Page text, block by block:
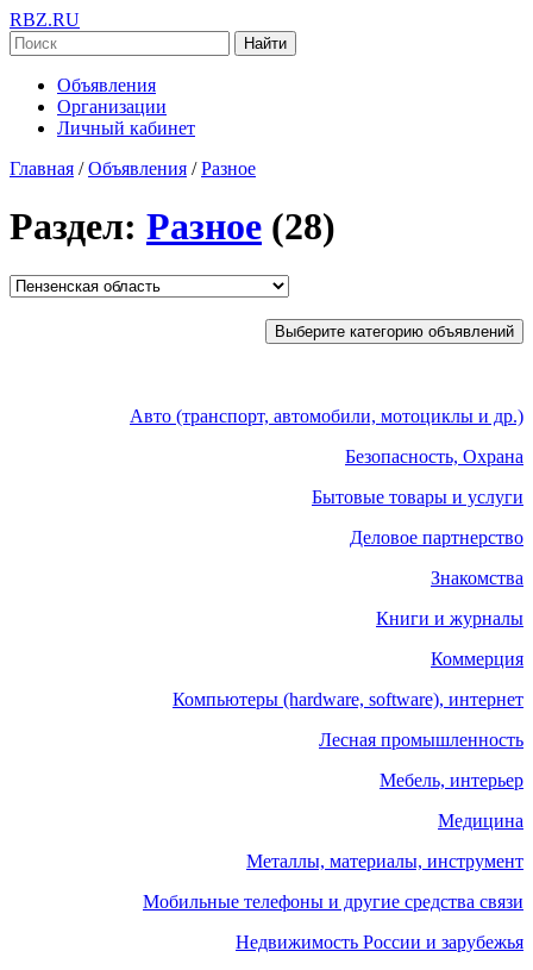
RBZ.RU
Найти
Объявления
Организации
Личный кабинет
Главная / Объявления / Разное
Раздел: Разное (28)
Выберите категорию объявлений
Авто (транспорт, автомобили, мотоциклы и др.)
Безопасность, Охрана
Бытовые товары и услуги
Деловое партнерство
Знакомства
Книги и журналы
Коммерция
Компьютеры (hardware, software), интернет
Лесная промышленность
Мебель, интерьер
Медицина
Металлы, материалы, инструмент
Мобильные телефоны и другие средства связи
Недвижимость России и зарубежья